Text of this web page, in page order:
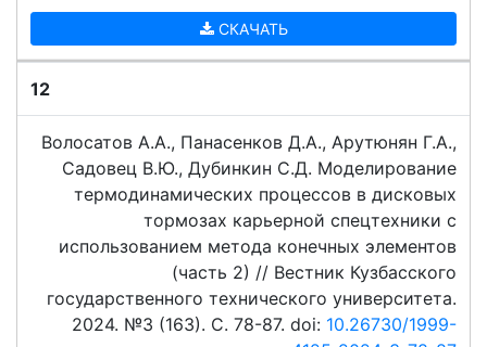
СКАЧАТЬ
12
Волосатов А.А., Панасенков Д.А., Арутюнян Г.А.,
Садовец В.Ю., Дубинкин С.Д. Моделирование
термодинамических процессов в дисковых
тормозах карьерной спецтехники с
использованием метода конечных элементов
(часть 2) // Вестник Кузбасского
государственного технического университета.
2024. №3 (163). C. 78-87. doi: 10.26730/1999-